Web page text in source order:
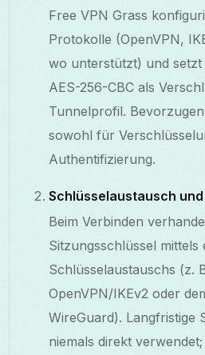
Free VPN Grass
Protokolle (OpenVPN,
wo unterstützt) und
AES-256-CBC als
Tunnelprofil.
sowohl für
Authentifizierung.
Schlüsselaustausch
Beim Verbinden
Sitzungsschlüssel mittels
Schlüsselaustauschs (z.
OpenVPN/IKEv2 oder
WireGuard). Langfristige
niemals direkt